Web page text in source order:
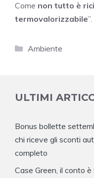
Come non tutto è
termovalorizzabile”.
Categorie
Ambiente
ULTIMI
Bonus bollette
chi riceve gli sconti
completo
Case Green, il conto